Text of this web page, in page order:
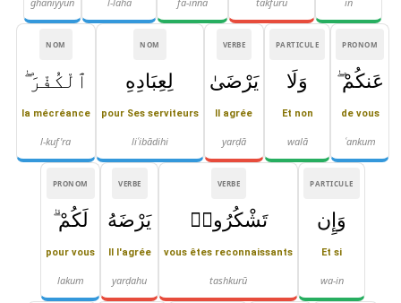
PRONOM
عَنكُمْ ۖ
de vous
ʿankum
PARTICULE
وَلَا
Et non
walā
VERBE
يَرْضَىٰ
Il agrée
yarḍā
NOM
لِعِبَادِهِ
pour Ses serviteurs
liʿibādihi
NOM
ٱلْكُفْرَ ۖ
la mécréance
l-kuf'ra
PARTICULE
وَإِن
Et si
wa-in
VERBE
تَشْكُرُوا۟
vous êtes reconnaissants
tashkurū
VERBE
يَرْضَهُ
Il l'agrée
yarḍahu
PRONOM
لَكُمْ ۗ
pour vous
lakum